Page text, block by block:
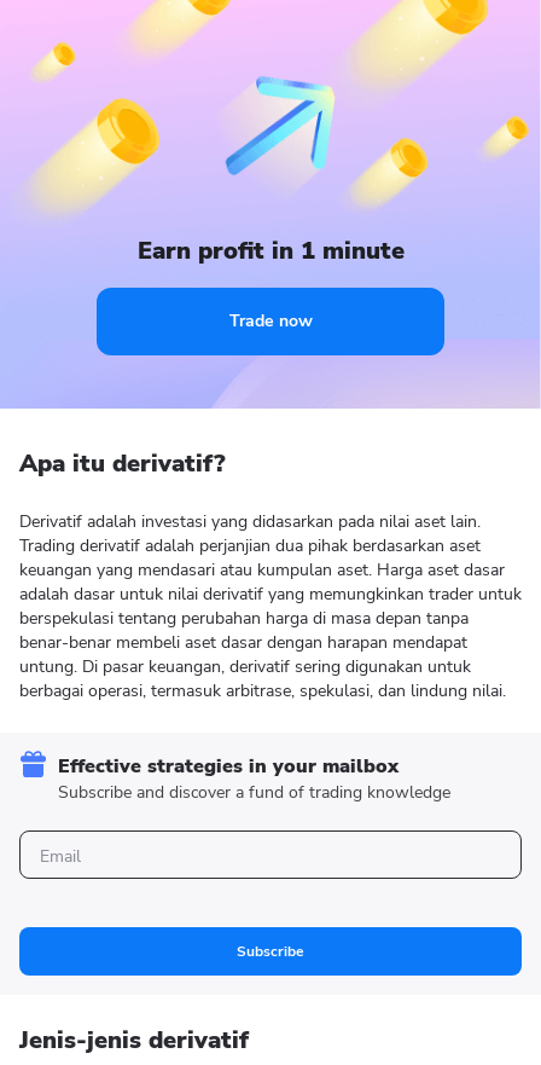
Earn profit in 1 minute
Trade now
Apa itu derivatif?
Derivatif adalah investasi yang didasarkan pada nilai aset lain.
Trading derivatif adalah perjanjian dua pihak berdasarkan aset
keuangan yang mendasari atau kumpulan aset. Harga aset dasar
adalah dasar untuk nilai derivatif yang memungkinkan trader untuk
berspekulasi tentang perubahan harga di masa depan tanpa
benar-benar membeli aset dasar dengan harapan mendapat
untung. Di pasar keuangan, derivatif sering digunakan untuk
berbagai operasi, termasuk arbitrase, spekulasi, dan lindung nilai.
Effective strategies in your mailbox
Subscribe and discover a fund of trading knowledge
Subscribe
Jenis-jenis derivatif